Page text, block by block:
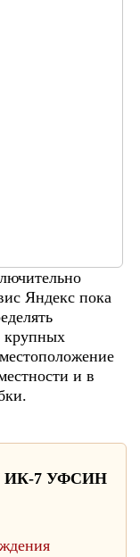
Яндекс пока
крупных
и в
ИК-7 УФСИН